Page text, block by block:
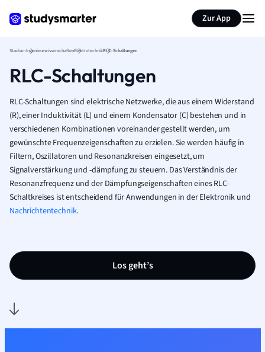
Zur App
StudiumIngenieurwissenschaftenElektrotechnikRLC-Schaltungen
RLC-Schaltungen
RLC-Schaltungen sind elektrische Netzwerke, die aus einem Widerstand
(R), einer Induktivität (L) und einem Kondensator (C) bestehen und in
verschiedenen Kombinationen voreinander gestellt werden, um
gewünschte Frequenzeigenschaften zu erzielen. Sie werden häufig in
Filtern, Oszillatoren und Resonanzkreisen eingesetzt, um
Signalverstärkung und -dämpfung zu steuern. Das Verständnis der
Resonanzfrequenz und der Dämpfungseigenschaften eines RLC-
Schaltkreises ist entscheidend für Anwendungen in der Elektronik und
Nachrichtentechnik.
Los geht’s